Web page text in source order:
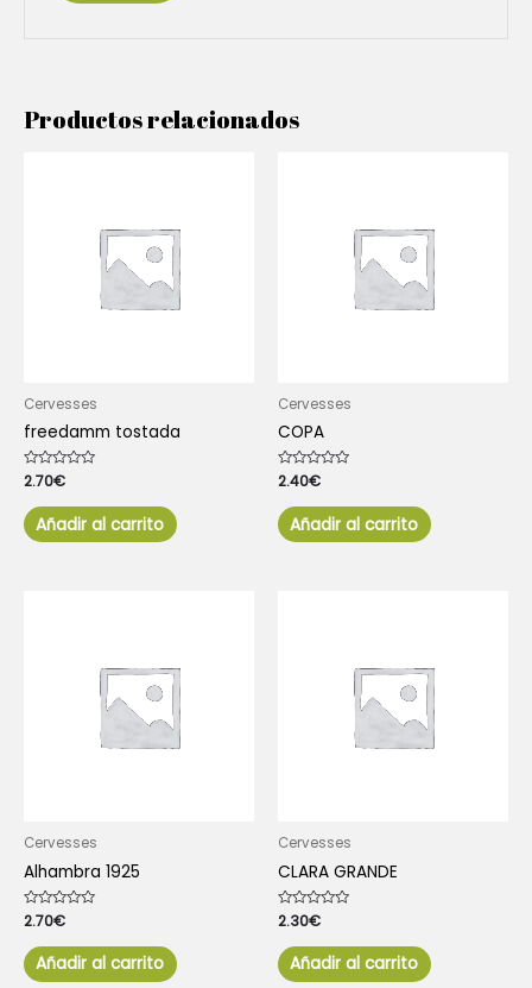
Productos relacionados
Cervesses
freedamm tostada
Valorado
con
de
5
2.70€
Añadir al carrito
Cervesses
COPA
Valorado
con
de
5
2.40€
Añadir al carrito
Cervesses
Alhambra 1925
Valorado
con
de
5
2.70€
Añadir al carrito
Cervesses
CLARA GRANDE
Valorado
con
de
5
2.30€
Añadir al carrito